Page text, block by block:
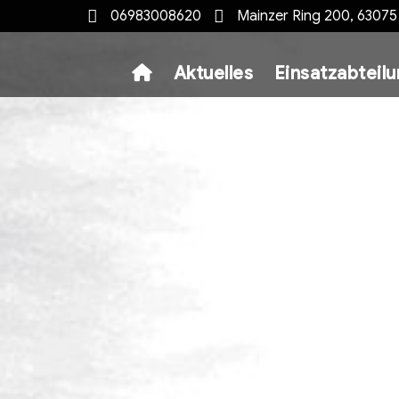
06983008620 Mainzer Ring 200,
Aktuelles